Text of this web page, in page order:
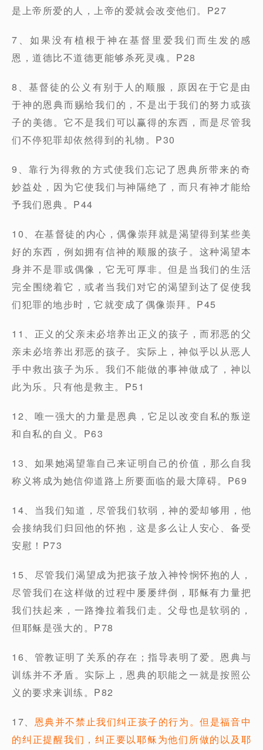
是上帝所爱的人，上帝的爱就会改变他们。P27
7、如果没有植根于神在基督里爱我们而生发的感
恩，道德比不道德更能够杀死灵魂。P28
8、基督徒的公义有别于人的顺服，原因在于它是由
于神的恩典而赐给我们的，不是出于我们的努力或孩
子的美德。它不是我们可以赢得的东西，而是尽管我
们不停犯罪却依然得到的礼物。P30
9、靠行为得救的方式使我们忘记了恩典所带来的奇
妙益处，因为它使我们与神隔绝了，而只有神才能给
予我们恩典。P44
10、在基督徒的内心，偶像崇拜就是渴望得到某些美
好的东西，例如拥有信神的顺服的孩子。这种渴望本
身并不是罪或偶像，它无可厚非。但是当我们的生活
完全围绕着它，或者当我们对它的渴望到达了促使我
们犯罪的地步时，它就变成了偶像崇拜。P45
11、正义的父亲未必培养出正义的孩子，而邪恶的父
亲未必培养出邪恶的孩子。实际上，神似乎以从恶人
手中救出孩子为乐。我们不能做的事神做成了，神以
此为乐。只有他是救主。P51
12、唯一强大的力量是恩典，它足以改变自私的叛逆
和自私的自义。P63
13、如果她渴望靠自己来证明自己的价值，那么自我
称义将成为她信仰道路上所要面临的最大障碍。P69
14、当我们知道，尽管我们软弱，神的爱却够用，他
会接纳我们归回他的怀抱，这是多么让人安心、备受
安慰！P73
15、尽管我们渴望成为把孩子放入神怜悯怀抱的人，
尽管我们在这样做的过程中屡屡绊倒，耶稣有力量把
我们扶起来，一路搀拉着我们走。父母也是软弱的，
但耶稣是强大的。P78
16、管教证明了关系的存在；指导表明了爱。恩典与
训练并不矛盾。实际上，恩典的职能之一就是按照公
义的要求来训练。P82
17、 恩典并不禁止我们纠正孩子的行为。但是福音中
的纠正提醒我们，纠正要以耶稣为他们所做的以及耶